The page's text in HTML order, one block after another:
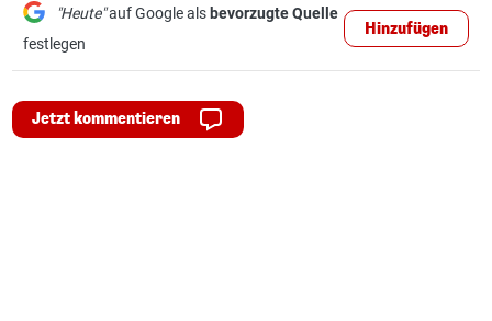
"Heute"auf Google als bevorzugte Quelle
festlegen
Hinzufügen
Jetzt kommentieren